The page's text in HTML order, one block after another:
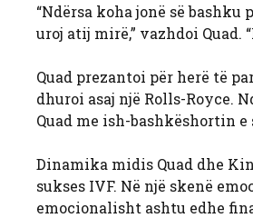
“Ndërsa koha jonë së
uroj atij mirë,” vazhdoi Quad.
Quad prezantoi për herë të
dhuroi asaj një Rolls-Royce.
Quad me ish-bashkëshortin
Dinamika midis Quad dhe
sukses IVF. Në një skenë
emocionalisht ashtu edhe